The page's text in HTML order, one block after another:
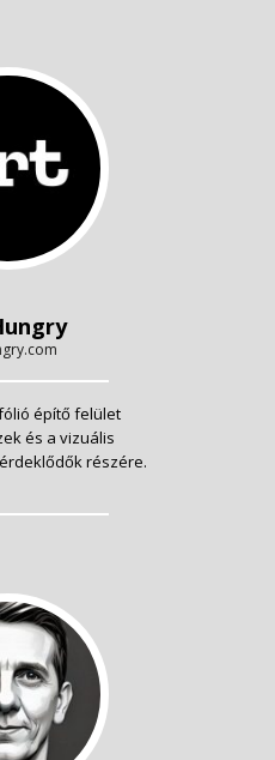
építő felület
és a vizuális
részére.